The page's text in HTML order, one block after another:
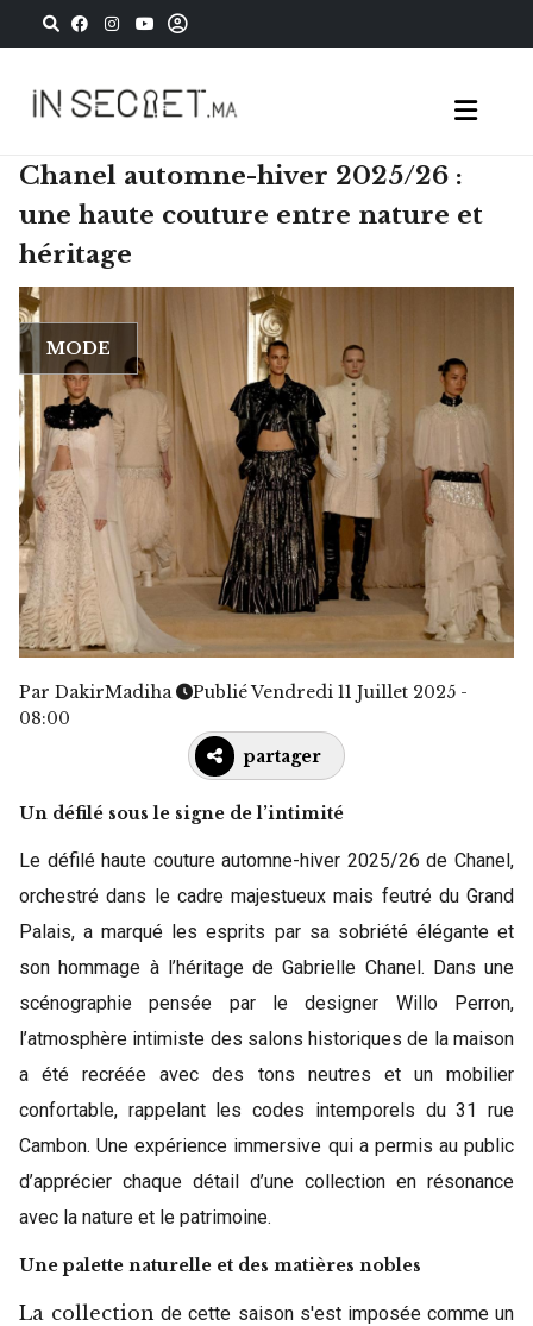
Chanel automne-hiver 2025/26 :
une haute couture entre nature et
héritage
MODE
Par DakirMadiha
Publié Vendredi 11 Juillet 2025 -
08:00
partager
Un défilé sous le signe de l’intimité
Le défilé haute couture automne-hiver 2025/26 de Chanel,
orchestré dans le cadre majestueux mais feutré du Grand
Palais, a marqué les esprits par sa sobriété élégante et
son hommage à l’héritage de Gabrielle Chanel. Dans une
scénographie pensée par le designer Willo Perron,
l’atmosphère intimiste des salons historiques de la maison
a été recréée avec des tons neutres et un mobilier
confortable, rappelant les codes intemporels du 31 rue
Cambon. Une expérience immersive qui a permis au public
d’apprécier chaque détail d’une collection en résonance
avec la nature et le patrimoine.
Une palette naturelle et des matières nobles
La collection de cette saison s'est imposée comme un